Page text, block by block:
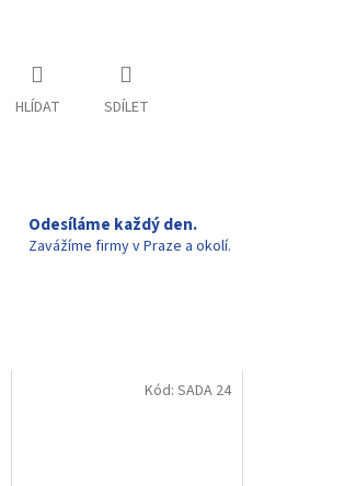
HLÍDAT SDÍLET
Odesíláme každý den.
Zavážíme firmy v Praze a okolí.
Kód: SADA 24